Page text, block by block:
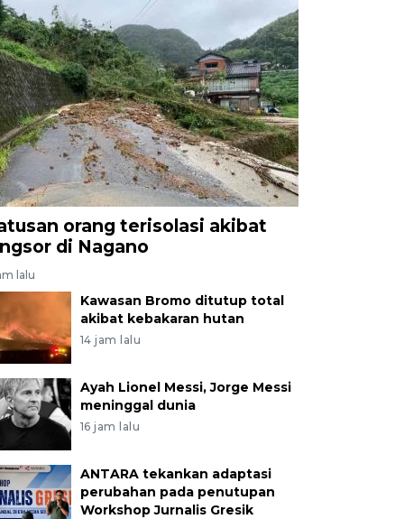
orang terisolasi akibat
di Nagano
lalu
Kawasan Bromo ditutup total
akibat kebakaran hutan
14 jam lalu
Ayah Lionel Messi, Jorge Messi
meninggal dunia
16 jam lalu
ANTARA tekankan adaptasi
perubahan pada penutupan
Workshop Jurnalis Gresik